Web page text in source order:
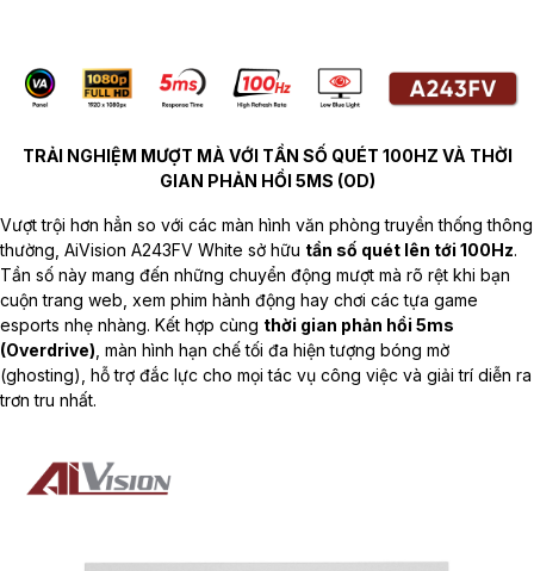
TRẢI NGHIỆM MƯỢT MÀ VỚI TẦN SỐ QUÉT 100HZ VÀ THỜI
GIAN PHẢN HỒI 5MS (OD)
Vượt trội hơn hẳn so với các màn hình văn phòng truyền thống thông
thường, AiVision A243FV White sở hữu tần số quét lên tới 100Hz.
Tần số này mang đến những chuyển động mượt mà rõ rệt khi bạn
cuộn trang web, xem phim hành động hay chơi các tựa game
esports nhẹ nhàng. Kết hợp cùng thời gian phản hồi 5ms
(Overdrive) , màn hình hạn chế tối đa hiện tượng bóng mờ
(ghosting), hỗ trợ đắc lực cho mọi tác vụ công việc và giải trí diễn ra
trơn tru nhất.